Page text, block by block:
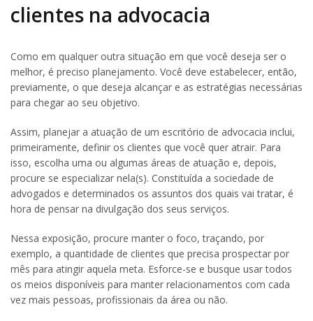
clientes na advocacia
Como em qualquer outra situação em que você deseja ser o
melhor, é preciso planejamento. Você deve estabelecer, então,
previamente, o que deseja alcançar e as estratégias necessárias
para chegar ao seu objetivo.
Assim, planejar a atuação de um escritório de advocacia inclui,
primeiramente, definir os clientes que você quer atrair. Para
isso, escolha uma ou algumas áreas de atuação e, depois,
procure se especializar nela(s). Constituída a sociedade de
advogados e determinados os assuntos dos quais vai tratar, é
hora de pensar na divulgação dos seus serviços.
Nessa exposição, procure manter o foco, traçando, por
exemplo, a quantidade de clientes que precisa prospectar por
mês para atingir aquela meta. Esforce-se e busque usar todos
os meios disponíveis para manter relacionamentos com cada
vez mais pessoas, profissionais da área ou não.